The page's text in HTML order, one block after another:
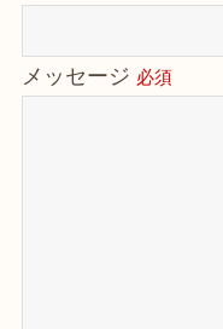
メッセージ 必須